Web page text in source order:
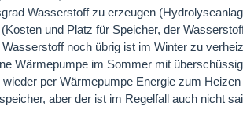
Wasserstoff zu erzeugen
und Platz für Speicher, der
noch übrig ist im Winter zu
Wärmepumpe im Sommer mit
per Wärmepumpe Energie zum
aber der ist im Regelfall auch nicht